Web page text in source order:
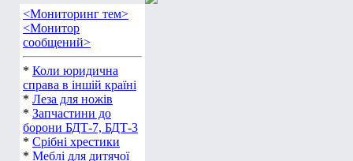
<Мониторинг тем>
<Монитор
сообщений>
* Коли юридична
справа в іншій країні
* Леза для ножів
* Запчастини до
борони БДТ-7, БДТ-3
* Срібні хрестики
* Меблі для дитячої